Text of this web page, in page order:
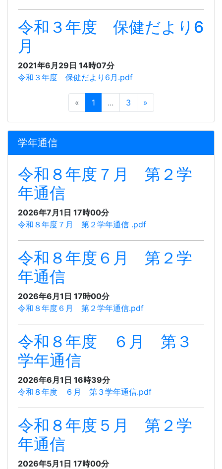
令和３年度 保健だより6
月
2021年6月29日 14時07分
令和３年度 保健だより6月.pdf
« 1 ... 3 »
学年通信
令和８年度７月 第２学
年通信
2026年7月1日 17時00分
令和８年度７月 第２学年通信 .pdf
令和８年度６月 第２学
年通信
2026年6月1日 17時00分
令和８年度６月 第２学年通信.pdf
令和８年度 ６月 第３
学年通信
2026年6月1日 16時39分
令和８年度 ６月 第３学年通信.pdf
令和８年度５月 第２学
年通信
2026年5月1日 17時00分